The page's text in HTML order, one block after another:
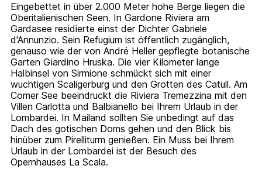
Eingebettet in über 2.000 Meter hohe Berge liegen die
Oberitalienischen Seen. In Gardone Riviera am
Gardasee residierte einst der Dichter Gabriele
d'Annunzio. Sein Refugium ist öffentlich zugänglich,
genauso wie der von André Heller gepflegte botanische
Garten Giardino Hruska. Die vier Kilometer lange
Halbinsel von Sirmione schmückt sich mit einer
wuchtigen Scaligerburg und den Grotten des Catull. Am
Comer See beeindruckt die Riviera Tremezzina mit den
Villen Carlotta und Balbianello bei Ihrem Urlaub in der
Lombardei. In Mailand sollten Sie unbedingt auf das
Dach des gotischen Doms gehen und den Blick bis
hinüber zum Pirelliturm genießen. Ein Muss bei Ihrem
Urlaub in der Lombardei ist der Besuch des
Opernhauses La Scala.